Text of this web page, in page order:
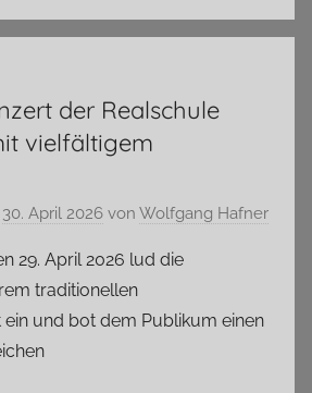
der Realschule
vielfältigem
30. April 2026 von Wolfgang Hafner
29. April 2026 lud die
traditionellen
ein und bot dem Publikum einen